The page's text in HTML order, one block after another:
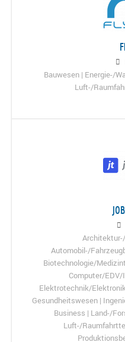
Bauwesen | Energie-/
Luft-/
Automobil-/
Biotechnologie/
Computer/
Elektrotechnik/
Gesundheitswesen |
Business | Land-/
Luft-/